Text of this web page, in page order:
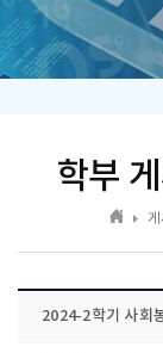
학부
2024-2학기 사회